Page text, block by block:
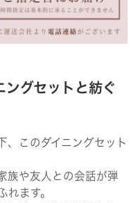
ングセットと紡ぐ
、このダイニングセット
族や友人との会話が弾
れます。